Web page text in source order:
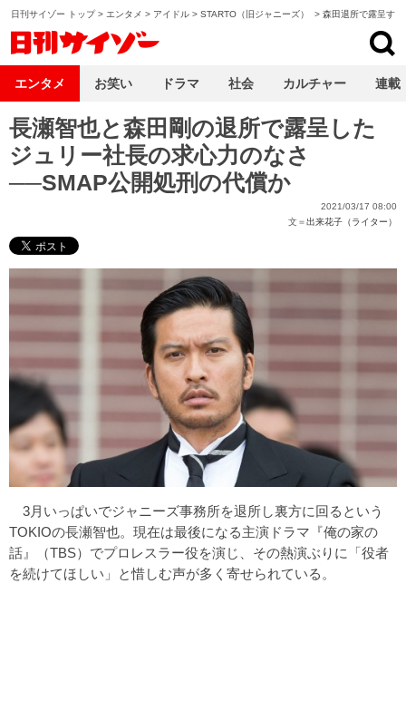
日刊サイゾー トップ> エンタメ > アイドル > STARTO（旧ジャニーズ） > 森田退所で露呈す
長瀬智也と森田剛の退所で露呈した
ジュリー社長の求心力のなさ
──SMAP公開処刑の代償か
2021/03/17 08:00
文＝出来花子（ライター）
3月いっぱいでジャニーズ事務所を退所し裏方に回るという
TOKIOの長瀬智也。現在は最後になる主演ドラマ『俺の家の
話』（TBS）でプロレスラー役を演じ、その熱演ぶりに「役者
を続けてほしい」と惜しむ声が多く寄せられている。
エンタメ お笑い ドラマ 社会 カルチャー 連載